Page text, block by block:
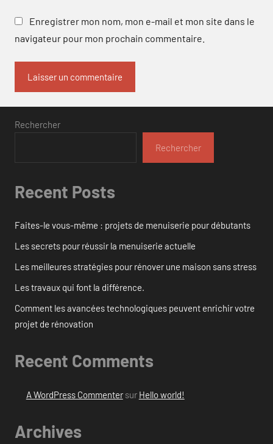
Enregistrer mon nom, mon e-mail et mon site dans le
navigateur pour mon prochain commentaire.
Rechercher
Rechercher
Recent Posts
Faites-le vous-même : projets de menuiserie pour débutants
Les secrets pour réussir la menuiserie actuelle
Les meilleures stratégies pour rénover une maison sans stress
Les travaux qui font la différence.
Comment les avancées technologiques peuvent enrichir votre
projet de rénovation
Recent Comments
A WordPress Commentersur Hello world!
Archives